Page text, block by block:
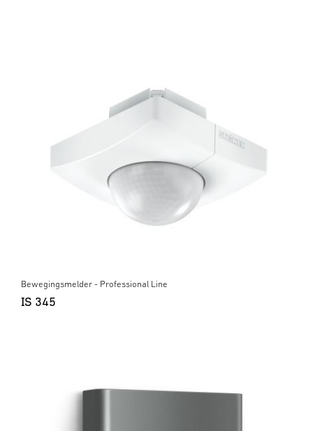
Bewegingsmelder - Professional Line
IS 345